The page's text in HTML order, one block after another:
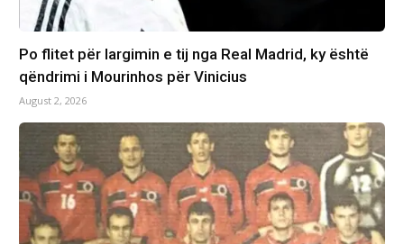
Po flitet për largimin e tij nga Real Madrid, ky është
qëndrimi i Mourinhos për Vinicius
August 2, 2026